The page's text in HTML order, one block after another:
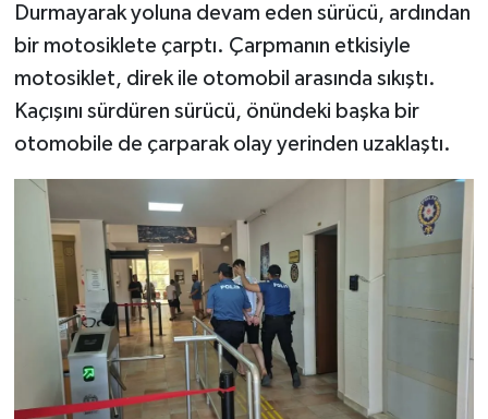
Durmayarak yoluna devam eden sürücü, ardından
bir motosiklete çarptı. Çarpmanın etkisiyle
motosiklet, direk ile otomobil arasında sıkıştı.
Kaçışını sürdüren sürücü, önündeki başka bir
otomobile de çarparak olay yerinden uzaklaştı.